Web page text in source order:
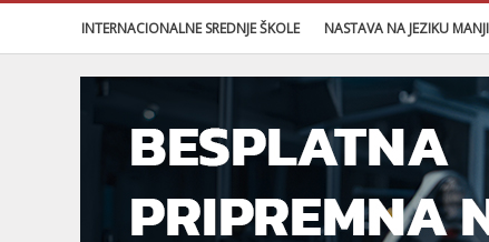
INTERNACIONALNE SREDNJE ŠKOLE NASTAVA NA JEZIKU